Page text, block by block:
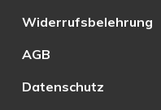
Widerrufsbelehrung
AGB
Datenschutz